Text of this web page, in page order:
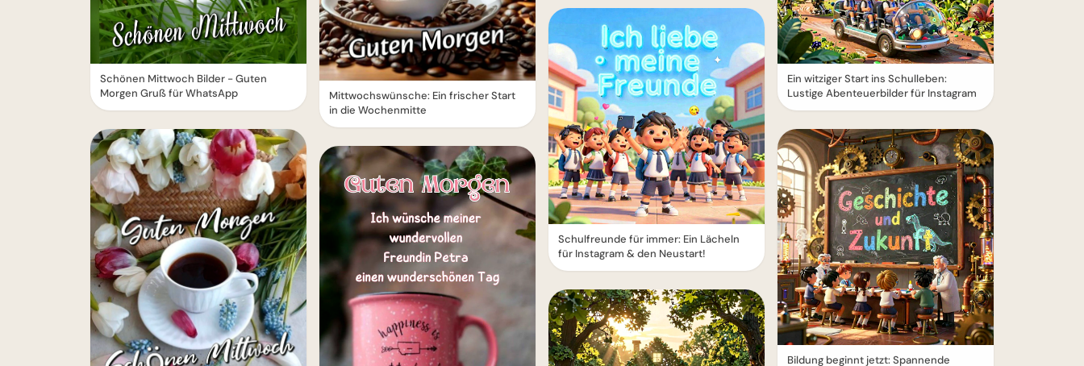
Schönen Mittwoch Bilder - Guten
Morgen Gruß für WhatsApp
Mittwochswünsche: Ein frischer Start
in die Wochenmitte
Schulfreunde für immer: Ein Lächeln
für Instagram & den Neustart!
Ein witziger Start ins Schulleben:
Lustige Abenteuerbilder für Instagram
Bildung beginnt jetzt: Spannende